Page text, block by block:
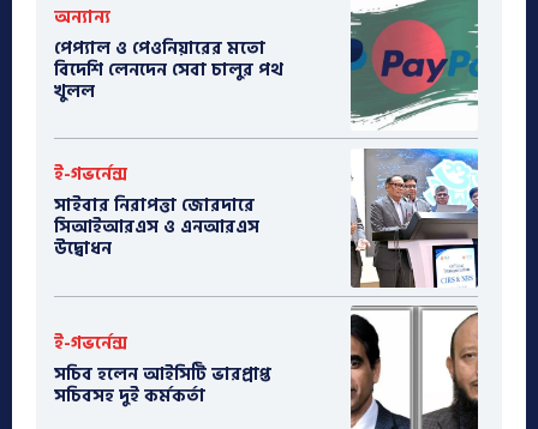
অন্যান্য
পেপ্যাল ও পেওনিয়ারের মতো
বিদেশি লেনদেন সেবা চালুর পথ
খুলল
ই-গভর্নেন্স
সাইবার নিরাপত্তা জোরদারে
সিআইআরএস ও এনআরএস
উদ্বোধন
ই-গভর্নেন্স
সচিব হলেন আইসিটি ভারপ্রাপ্ত
সচিবসহ দুই কর্মকর্তা